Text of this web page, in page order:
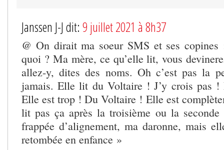
Janssen J-J dit: 9 juillet 2021 à 8h37
@ On dirait ma soeur SMS et ses copines
quoi ? Ma mère, ce qu’elle lit, vous
allez-y, dites des noms. Oh c’est pas la
jamais. Elle lit du Voltaire ! J’y crois pas !
Elle est trop ! Du Voltaire ! Elle est
lit pas ça après la troisième ou la
frappée d’alignement, ma daronne, mais
retombée en enfance »